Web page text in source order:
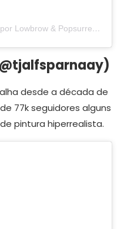
Uma publicação compartilhada por Lowbrow & Popsurrealists (@lowbrowpopsurrealists)
desde a década de
77k seguidores alguns
pintura hiperrealista.